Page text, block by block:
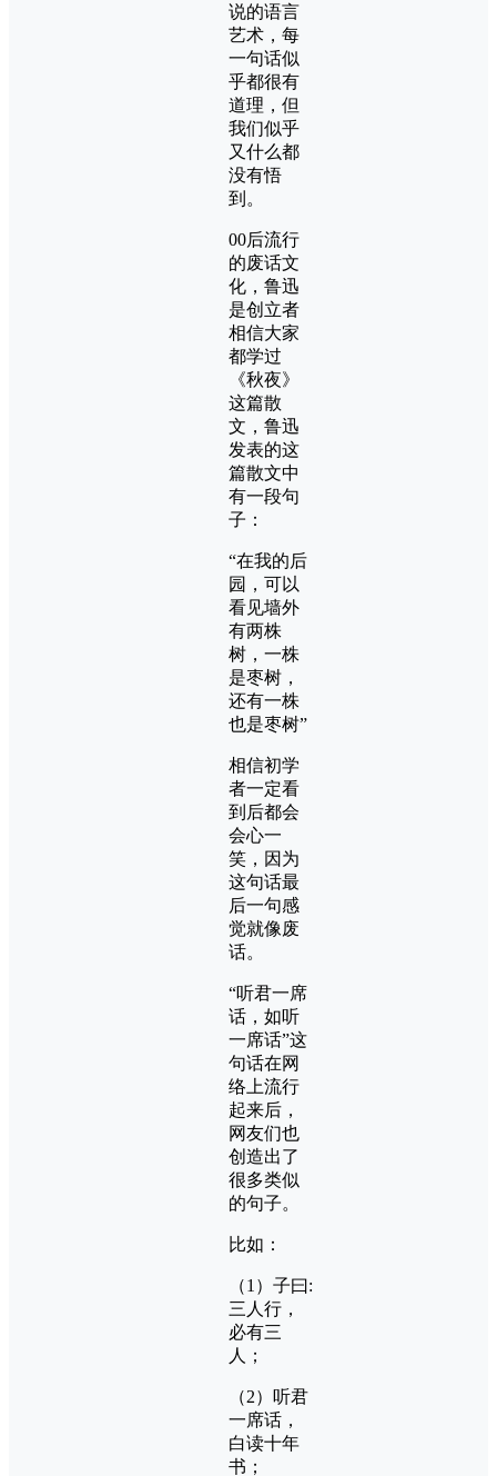
说的语言
艺术，每
一句话似
乎都很有
道理，但
我们似乎
又什么都
没有悟
到。
00后流行
的废话文
化，鲁迅
是创立者
相信大家
都学过
《秋夜》
这篇散
文，鲁迅
发表的这
篇散文中
有一段句
子：
“在我的后
园，可以
看见墙外
有两株
树，一株
是枣树，
还有一株
也是枣树”
相信初学
者一定看
到后都会
会心一
笑，因为
这句话最
后一句感
觉就像废
话。
“听君一席
话，如听
一席话”这
句话在网
络上流行
起来后，
网友们也
创造出了
很多类似
的句子。
比如：
（1）子曰:
三人行，
必有三
人；
（2）听君
一席话，
白读十年
书；